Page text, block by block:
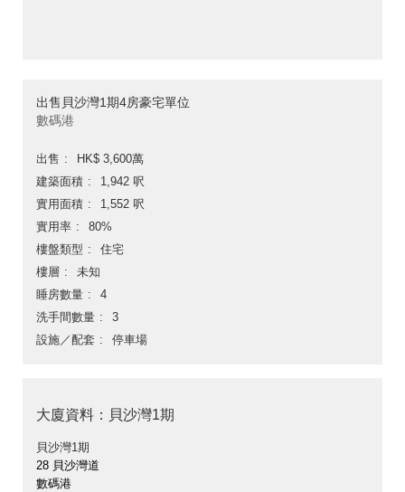
出售貝沙灣1期4房豪宅單位
數碼港
出售
HK$ 3,600萬
建築面積
1,942 呎
實用面積
1,552 呎
實用率
80%
樓盤類型
住宅
樓層
未知
睡房數量
4
洗手間數量
3
設施／配套
停車場
大廈資料：貝沙灣1期
貝沙灣1期
28 貝沙灣道
數碼港